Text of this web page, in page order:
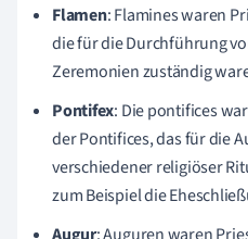
Flamen: Flamines waren
die für die Durchführung
Zeremonien zuständig
Pontifex: Die pontifices
der Pontifices, das für die
verschiedener religiöser
zum Beispiel die
Augur: Auguren waren